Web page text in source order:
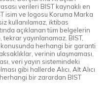
verileri BIST kaynaklı en
isim ve logosu Koruma Marka
kullanılamaz, iktibas
açıklanan tüm belgelerin
yayınlanamaz. BIST,
konusunda herhangi bir garanti
verinin ulaşmaması,
veri yayın sistemindeki
gibi hallerde Alıcı, Alt Alıcı
bir zarardan BIST